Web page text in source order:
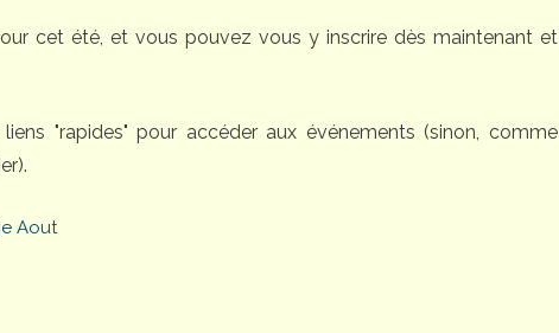
cet été, et vous pouvez vous y inscrire dès maintenant et
"rapides" pour accéder aux événements (sinon, comme
Aout